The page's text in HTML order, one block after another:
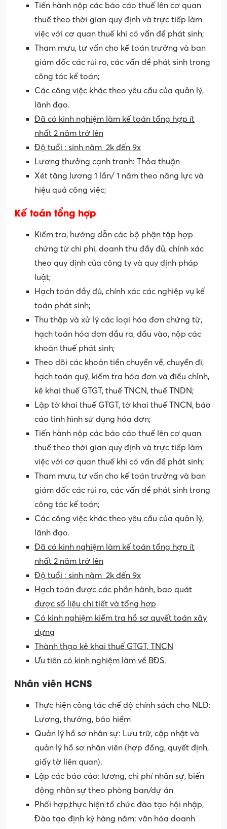
Tiến hành nộp các báo cáo thuế lên cơ quan
thuế theo thời gian quy định và trực tiếp làm
việc với cơ quan thuế khi có vấn đề phát sinh;
Tham mưu, tư vấn cho kế toán trưởng và ban
giám đốc các rủi ro, các vấn đề phát sinh trong
công tác kế toán;
Các công việc khác theo yêu cầu của quản lý,
lãnh đạo.
Đã có kinh nghiệm làm kế toán tổng hợp ít
nhất 2 năm trở lên
Độ tuổi : sinh năm 2k đến 9x
Lương thưởng cạnh tranh: Thỏa thuận
Xét tăng lương 1 lần/ 1 năm theo năng lực và
hiệu quả công việc;
Kế toán tổng hợp
Kiểm tra, hướng dẫn các bộ phận tập hợp
chứng từ chi phi, doanh thu đầy đủ, chính xác
theo quy định của công ty và quy định pháp
luật;
Hạch toán đầy đủ, chính xác các nghiệp vụ kế
toán phát sinh;
Thu thập và xử lý các loại hóa đơn chứng từ,
hạch toán hóa đơn đầu ra, đầu vào, nộp các
khoản thuế phát sinh;
Theo dõi các khoản tiền chuyển về, chuyển đi,
hạch toán quỹ, kiểm tra hóa đơn và điều chỉnh,
kê khai thuế GTGT, thuế TNCN, thuế TNDN;
Lập tờ khai thuế GTGT, tờ khai thuế TNCN, báo
cáo tình hình sử dụng hóa đơn;
Tiến hành nộp các báo cáo thuế lên cơ quan
thuế theo thời gian quy định và trực tiếp làm
việc với cơ quan thuế khi có vấn đề phát sinh;
Tham mưu, tư vấn cho kế toán trưởng và ban
giám đốc các rủi ro, các vấn đề phát sinh trong
công tác kế toán;
Các công việc khác theo yêu cầu của quản lý,
lãnh đạo.
Đã có kinh nghiệm làm kế toán tổng hợp ít
nhất 2 năm trở lên
Độ tuổi : sinh năm 2k đến 9x
Hạch toán được các phần hành, bao quát
được số liệu chi tiết và tổng hợp
Có kinh nghiệm kiểm tra hồ sơ quyết toán xây
dựng
Thành thạo kê khai thuế GTGT, TNCN
Ưu tiên có kinh nghiệm làm về BĐS.
Nhân viên HCNS
Thực hiện công tác chế độ chính sách cho NLĐ:
Lương, thưởng, bảo hiểm
Quản lý hồ sơ nhân sự: Lưu trữ, cập nhật và
quản lý hồ sơ nhân viên (hợp đồng, quyết định,
giấy tờ liên quan).
Lập các báo cáo: lương, chi phí nhân sự, biến
động nhân sự theo phòng ban/dự án
Phối hợp,thực hiện tổ chức đào tạo hội nhập,
Đào tạo định kỳ hàng năm: văn hóa doanh